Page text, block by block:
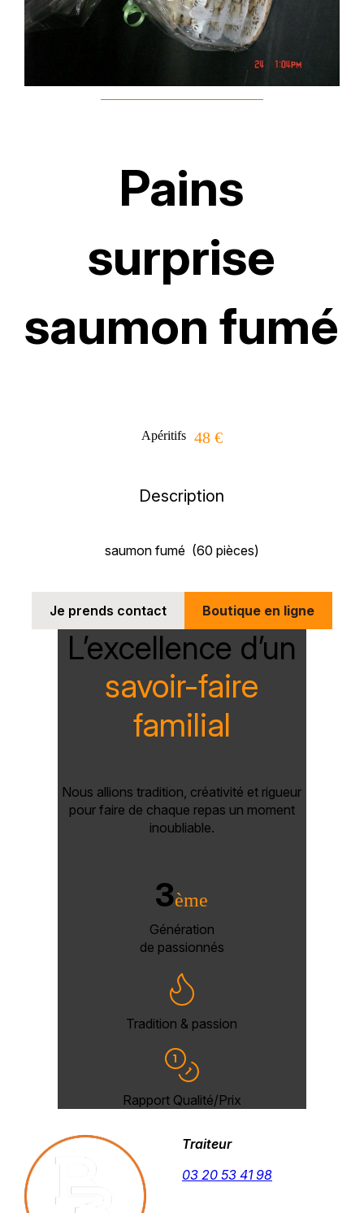
Pains
surprise
saumon fumé
Apéritifs 48 €
Description
saumon fumé (60 pièces)
Je prends contact Boutique en ligne
L’excellence d’un
savoir-faire
familial
Nous allions tradition, créativité et rigueur
pour faire de chaque repas un moment
inoubliable.
3ème
Génération
de passionnés
Tradition & passion
Rapport Qualité/Prix
Traiteur
03 20 53 41 98